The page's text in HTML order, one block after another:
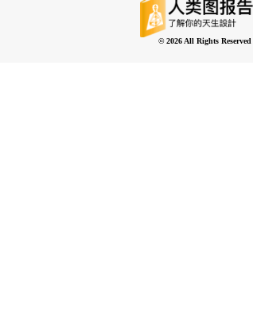
© 2026 All Rights Reserved